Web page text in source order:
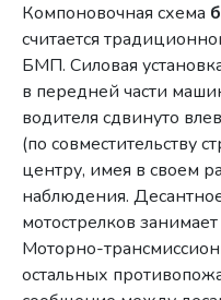
Компоновочная схема
считается
БМП. Силовая
в передней части
водителя сдвинуто
(по совместительству
центру, имея в своем
наблюдения.
мотострелков занимает
Моторно-
остальных